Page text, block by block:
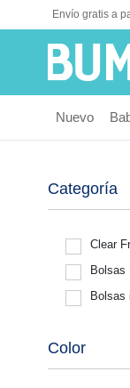
Envío gratis a
Nuevo
Categoría
Clear
Bolsas
Bolsas
Color